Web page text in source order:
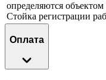
определяются
Стойка регистрации
Оплата